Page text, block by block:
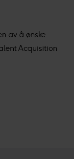
av å ønske
Acquisition